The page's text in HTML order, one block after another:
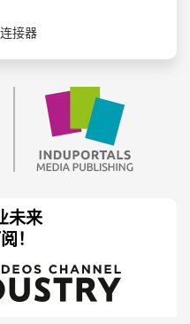
接器
未来
！